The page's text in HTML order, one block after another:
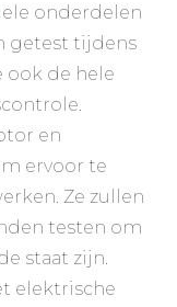
onderdelen
getest tijdens
ook de hele
en
ervoor te
Ze zullen
testen om
staat zijn.
elektrische